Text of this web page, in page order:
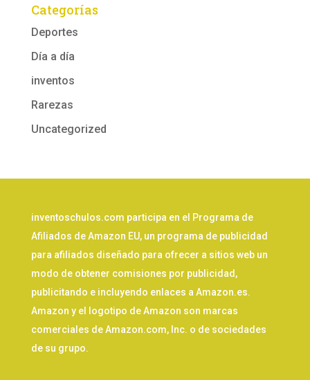
Categorías
Deportes
Día a día
inventos
Rarezas
Uncategorized
inventoschulos.com participa en el Programa de
Afiliados de Amazon EU, un programa de publicidad
para afiliados diseñado para ofrecer a sitios web un
modo de obtener comisiones por publicidad,
publicitando e incluyendo enlaces a Amazon.es.
Amazon y el logotipo de Amazon son marcas
comerciales de Amazon.com, Inc. o de sociedades
de su grupo.